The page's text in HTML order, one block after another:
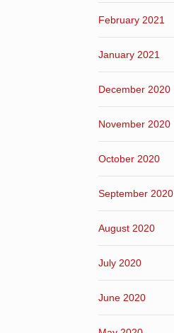
February 2021
January 2021
December 2020
November 2020
October 2020
September 2020
August 2020
July 2020
June 2020